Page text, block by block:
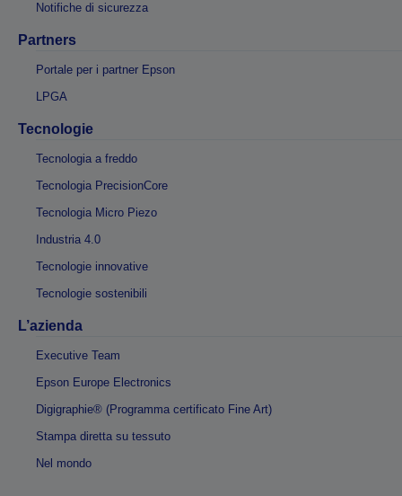
Notifiche di sicurezza
Partners
Portale per i partner Epson
LPGA
Tecnologie
Tecnologia a freddo
Tecnologia PrecisionCore
Tecnologia Micro Piezo
Industria 4.0
Tecnologie innovative
Tecnologie sostenibili
L’azienda
Executive Team
Epson Europe Electronics
Digigraphie® (Programma certificato Fine Art)
Stampa diretta su tessuto
Nel mondo